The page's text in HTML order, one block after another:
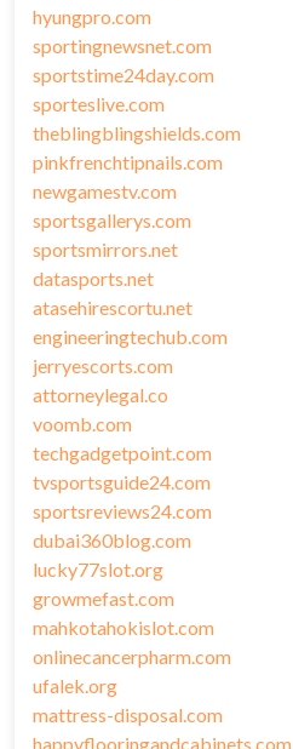
hyungpro.com
sportingnewsnet.com
sportstime24day.com
sporteslive.com
theblingblingshields.com
pinkfrenchtipnails.com
newgamestv.com
sportsgallerys.com
sportsmirrors.net
datasports.net
atasehirescortu.net
engineeringtechub.com
jerryescorts.com
attorneylegal.co
voomb.com
techgadgetpoint.com
tvsportsguide24.com
sportsreviews24.com
dubai360blog.com
lucky77slot.org
growmefast.com
mahkotahokislot.com
onlinecancerpharm.com
ufalek.org
mattress-disposal.com
happyflooringandcabinets.com